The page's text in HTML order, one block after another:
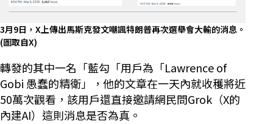
3月9日，X上傳出馬斯克發文嘲諷特朗普再次選舉會大輸的消息。
(圖取自X)
轉發的其中一名「藍勾「用戶為「Lawrence of
Gobi 愚蠢的精衛」，他的文章在一天內就收穫將近
50萬次觀看，該用戶還直接邀請網民問Grok（X的
內建AI）這則消息是否為真。